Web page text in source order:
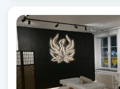
Cryoterapi
Damklippning
Dermapen